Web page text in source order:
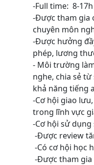
-Full time: 8-
-Được tham gia
chuyên môn
-Được hưởng
phép, lương
- Môi trường
nghe, chia sẻ
khả năng tiếng
-Cơ hội giao
trong lĩnh vực
-Cơ hội sử
-Được review
-Có cơ hội học
-Được tham gia